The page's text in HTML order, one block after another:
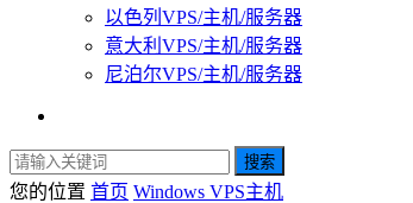
以色列VPS/主机/服务器
意大利VPS/主机/服务器
尼泊尔VPS/主机/服务器
搜索
您的位置 首页 Windows VPS主机